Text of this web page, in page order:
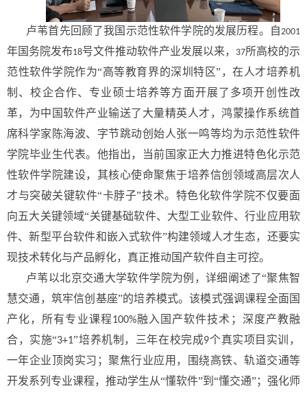
卢苇首先回顾了我国示范性软件学院的发展历程。自2001
年国务院发布18号文件推动软件产业发展以来， 37所高校的示
范性软件学院作为“高等教育界的深圳特区”，在人才培养机
制、校企合作、专业硕士培养等方面开展了多项开创性改
革，为中国软件产业输送了大量精英人才，鸿蒙操作系统首
席科学家陈海波、字节跳动创始人张一鸣等均为示范性软件
学院毕业生代表。他指出，当前国家正大力推进特色化示范
性软件学院建设，其核心使命聚焦于培养信创领域高层次人
才与突破关键软件“卡脖子”技术。特色化软件学院不仅要面
向五大关键领域“关键基础软件、大型工业软件、行业应用软
件、新型平台软件和嵌入式软件”构建领域人才生态，还要实
现技术转化与产品孵化，真正推动国产软件自主可控。
卢苇以北京交通大学软件学院为例，详细阐述了“聚焦智
慧交通，筑牢信创基座”的培养模式。该模式强调课程全面国
产化，所有专业课程100%融入国产软件技术；深度产教融
合，实施“3+1”培养机制，三年在校完成9个真实项目实训，
一年企业顶岗实习；聚焦行业应用，围绕高铁、轨道交通等
开发系列专业课程，推动学生从“懂软件”到“懂交通”；强化师